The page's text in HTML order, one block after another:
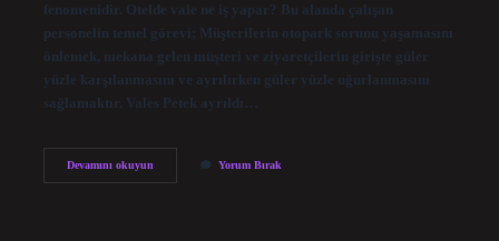
fenomenidir. Otelde vale ne iş yapar? Bu alanda çalışan
personelin temel görevi; Müşterilerin otopark sorunu yaşamasını
önlemek, mekana gelen müşteri ve ziyaretçilerin girişte güler
yüzle karşılanmasını ve ayrılırken güler yüzle uğurlanmasını
sağlamaktır. Vales Petek ayrıldı…
Devamını okuyunVales
Yorum Bırak